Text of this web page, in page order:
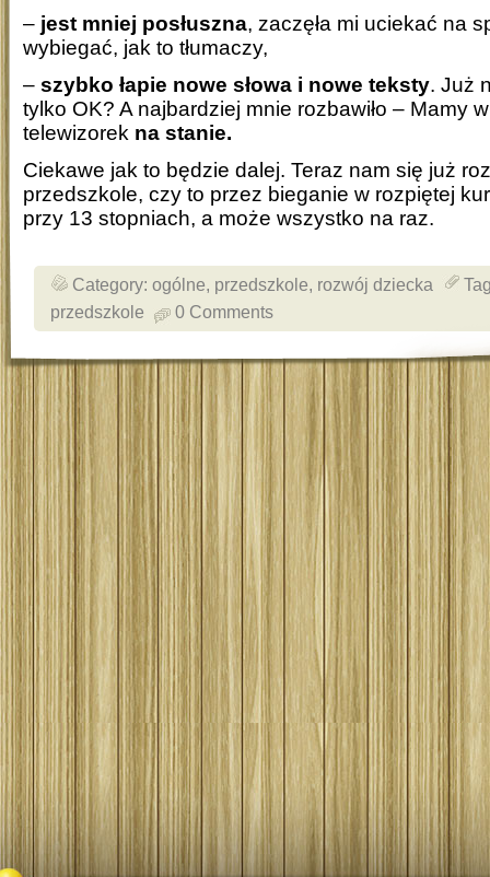
– jest mniej posłuszna, zaczęła mi uciekać na
wybiegać, jak to tłumaczy,
– szybko łapie nowe słowa i nowe teksty. Już
tylko OK? A najbardziej mnie rozbawiło – Mamy
telewizorek na stanie.
Ciekawe jak to będzie dalej. Teraz nam się już
przedszkole, czy to przez bieganie w rozpiętej
przy 13 stopniach, a może wszystko na raz.
Category: ogólne, przedszkole, rozwój dziecka
przedszkole
0 Comments